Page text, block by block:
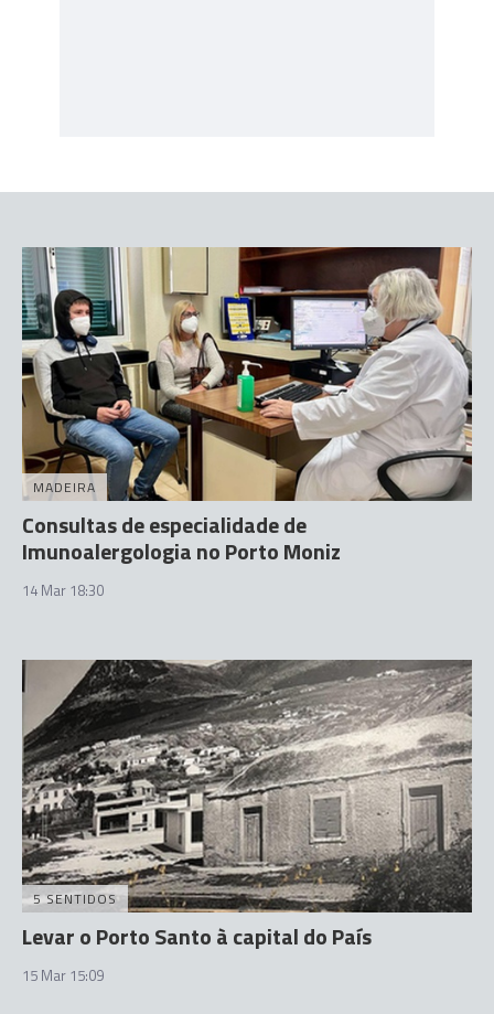
MADEIRA
Consultas de especialidade de
Imunoalergologia no Porto Moniz
14 Mar 18:30
5 SENTIDOS
Levar o Porto Santo à capital do País
15 Mar 15:09